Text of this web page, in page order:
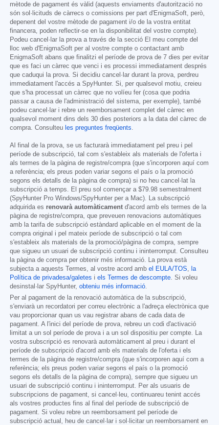
mètode de pagament és vàlid (aquests enviaments d'autorització no
són sol·licituds de càrrecs o comissions per part d'EnigmaSoft, però,
depenent del vostre mètode de pagament i/o de la vostra entitat
financera, poden reflectir-se en la disponibilitat del vostre compte).
Podeu cancel·lar la prova a través de la secció El meu compte del
lloc web d'EnigmaSoft per al vostre compte o contactant amb
EnigmaSoft abans que finalitzi el període de prova de 7 dies per evitar
que es faci un càrrec que venci i es processi immediatament després
que caduqui la prova. Si decidiu cancel·lar durant la prova, perdreu
immediatament l'accés a SpyHunter. Si, per qualsevol motiu, creieu
que s'ha processat un càrrec que no volíeu fer (cosa que podria
passar a causa de l'administració del sistema, per exemple), també
podeu cancel·lar i rebre un reemborsament complet del càrrec en
qualsevol moment dins dels 30 dies posteriors a la data del càrrec de
compra. Consulteu les preguntes freqüents.
Al final de la prova, se us facturarà immediatament pel preu i pel
període de subscripció, tal com s'estableix als materials de l'oferta i
als termes de la pàgina de registre/compra (que s'incorporen aquí com
a referència; els preus poden variar segons el país o la promoció
segons els detalls de la pàgina de compra) si no heu cancel·lat la
subscripció a temps. El preu sol començar a $79.98 semestralment
(SpyHunter Pro Windows/SpyHunter per a Mac). La subscripció
adquirida es renovarà automàticament d'acord amb els termes de la
pàgina de registre/compra, que preveuen renovacions automàtiques
amb la tarifa de subscripció estàndard aplicable en el moment de la
compra original i pel mateix període de subscripció o tal com
s'estableix als materials de la promoció/pàgina de compra, sempre
que sigueu un usuari de subscripció continu i ininterromput. Consulteu
la pàgina de compra per obtenir més informació. La prova està
subjecta a aquests Termes, al vostre acord amb el EULA/TOS, la
Política de privadesa/galetes i els Termes de descompte. Si voleu
desinstal·lar SpyHunter, obteniu més informació.
Per al pagament de la renovació automàtica de la subscripció,
s'enviarà un recordatori per correu electrònic a l'adreça electrònica que
vau proporcionar quan us vau registrar abans de cada data de
pagament. A l'inici del període de prova, rebreu un codi d'activació
limitat a un sol període de prova i a un sol dispositiu per compte. La
vostra subscripció es renovarà automàticament al preu i durant el
període de subscripció d'acord amb els materials de l'oferta i els
termes de la pàgina de registre/compra (que s'incorporen aquí com a
referència; els preus poden variar segons el país o la promoció
segons els detalls de la pàgina de compra), sempre que sigueu un
usuari de subscripció continu i ininterromput. Per als usuaris de
subscripcions de pagament, si cancel·leu, continuareu tenint accés
als vostres productes fins al final del període de subscripció de
pagament. Si voleu rebre un reemborsament pel període de
subscripció actual, heu de cancel·lar i sol·licitar un reemborsament en